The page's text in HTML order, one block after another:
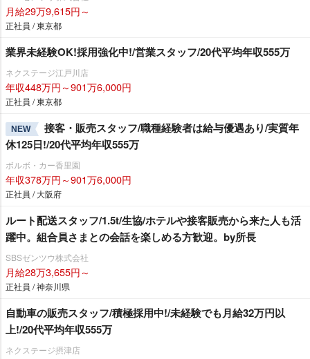
月給29万9,615円～
正社員 / 東京都
業界未経験OK!採用強化中!/営業スタッフ/20代平均年収555万
ネクステージ江戸川店
年収448万円～901万6,000円
正社員 / 東京都
NEW
接客・販売スタッフ/職種経験者は給与優遇あり/実質年
休125日!/20代平均年収555万
ボルボ・カー香里園
年収378万円～901万6,000円
正社員 / 大阪府
ルート配送スタッフ/1.5t/生協/ホテルや接客販売から来た人も活
躍中。組合員さまとの会話を楽しめる方歓迎。by所長
SBSゼンツウ株式会社
月給28万3,655円～
正社員 / 神奈川県
自動車の販売スタッフ/積極採用中!/未経験でも月給32万円以
上!/20代平均年収555万
ネクステージ摂津店